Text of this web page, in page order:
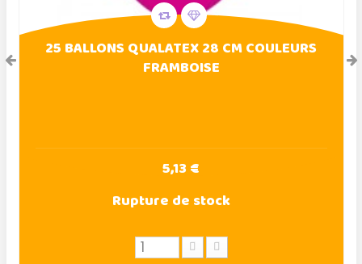
25 BALLONS QUALATEX 28 CM COULEURS
FRAMBOISE
5,13 €
Rupture de stock